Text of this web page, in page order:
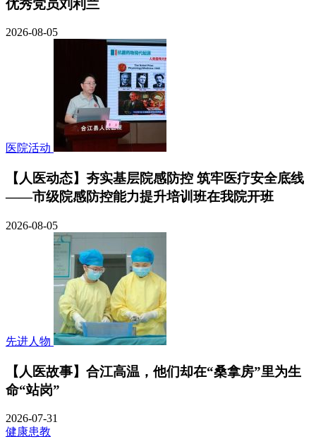
优秀党员刘利兰
2026-08-05
医院活动
【人医动态】夯实基层院感防控 筑牢医疗安全底线
——市级院感防控能力提升培训班在我院开班
2026-08-05
先进人物
【人医故事】合江高温，他们却在“桑拿房”里为生
命“站岗”
2026-07-31
健康患教